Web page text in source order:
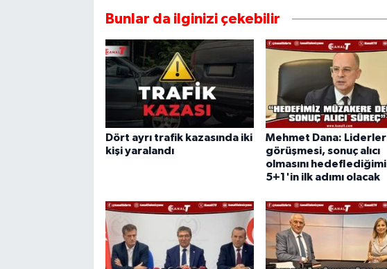
Bunlar da ilginizi çekebilir
Dört ayrı trafik kazasında iki
kişi yaralandı
Mehmet Dana: Liderler
görüşmesi, sonuç alıcı
olmasını
5+1'in ilk adımı olacak